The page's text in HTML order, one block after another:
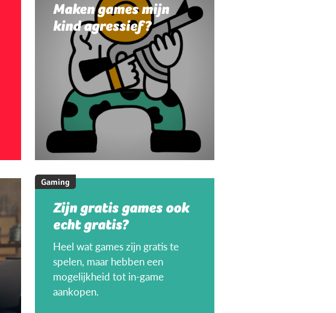
Maken games mijn
kind agressief?
Gaming
Zijn gratis games ook
echt gratis?
Heel wat games zijn gratis te
spelen, maar hebben een
mogelijkheid tot in-game
aankopen.